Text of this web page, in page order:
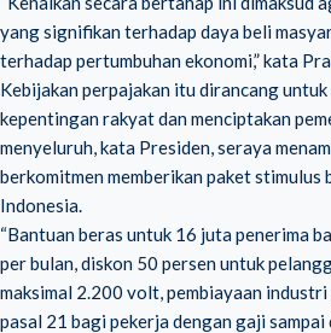
yang signifikan terhadap daya beli
terhadap pertumbuhan ekonomi,” kata
Kebijakan perpajakan itu dirancang
kepentingan rakyat dan menciptakan
menyeluruh, kata Presiden, seraya
berkomitmen memberikan paket stimulus
Indonesia.
“Bantuan beras untuk 16 juta penerima
per bulan, diskon 50 persen untuk
maksimal 2.200 volt, pembiayaan
pasal 21 bagi pekerja dengan gaji